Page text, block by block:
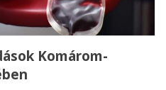
Komárom-